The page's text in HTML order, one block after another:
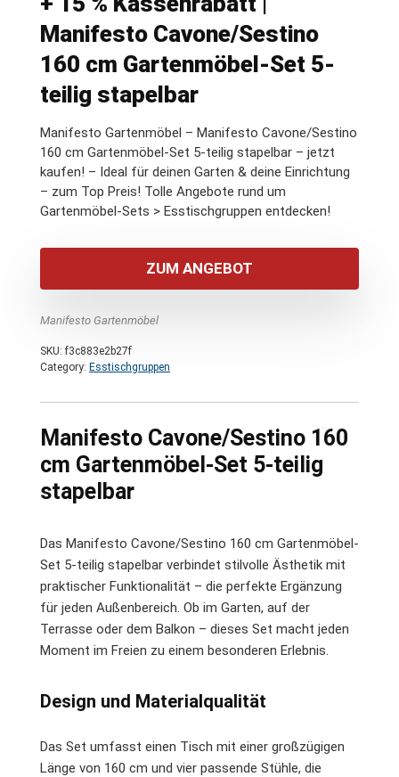
Manifesto Cavone/Sestino
160 cm Gartenmöbel-Set 5-
teilig stapelbar
Manifesto Gartenmöbel – Manifesto Cavone/Sestino
160 cm Gartenmöbel-Set 5-teilig stapelbar – jetzt
kaufen! – Ideal für deinen Garten & deine Einrichtung
– zum Top Preis! Tolle Angebote rund um
Gartenmöbel-Sets > Esstischgruppen entdecken!
ZUM ANGEBOT
Manifesto Gartenmöbel
SKU:f3c883e2b27f
Category: Esstischgruppen
Manifesto Cavone/Sestino 160
cm Gartenmöbel-Set 5-teilig
stapelbar
Das Manifesto Cavone/Sestino 160 cm Gartenmöbel-
Set 5-teilig stapelbar verbindet stilvolle Ästhetik mit
praktischer Funktionalität – die perfekte Ergänzung
für jeden Außenbereich. Ob im Garten, auf der
Terrasse oder dem Balkon – dieses Set macht jeden
Moment im Freien zu einem besonderen Erlebnis.
Design und Materialqualität
Das Set umfasst einen Tisch mit einer großzügigen
Länge von 160 cm und vier passende Stühle, die